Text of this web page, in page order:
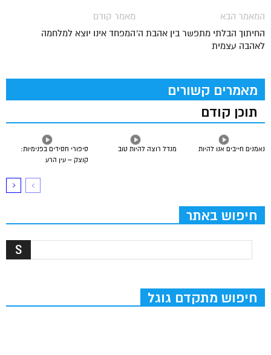
מאמר קודם
המפחד אינו יוצא למלחמה
המאמר הבא
החיתוך הבלתי מתפשר בין אהבת ה'
לאהבה עצמית
מאמרים קשורים
תוכן קודם
סיפורי חסידים בפנימיות:
קוצק – עין הרע
מנדל רוצה להיות טוב נאמנים חייבים אנו להיות
חיפוש באתר
חיפוש מתקדם גוגל